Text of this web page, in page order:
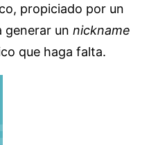
propiciado por un
generar un nickname
que haga falta.